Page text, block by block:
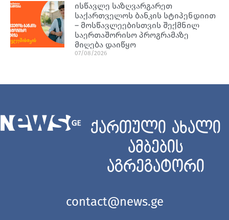
ისწავლე საზღვარგარეთ
საქართველოს ბანკის სტიპენდიით
– მოსწავლეებისთვის შექმნილ
საერთაშორისო პროგრამაზე
მიღება დაიწყო
07/08/2026
ქართული ახალი
ამბების
აგრეგატორი
contact@news.ge